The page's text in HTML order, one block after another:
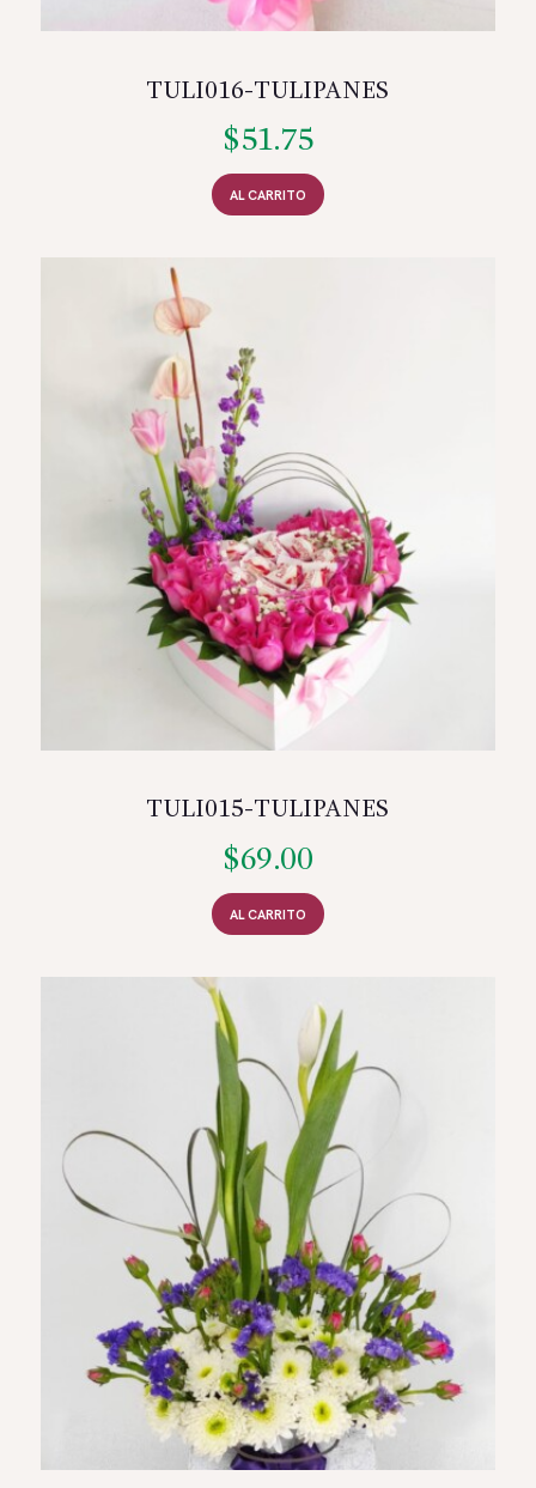
TULI016-TULIPANES
$51.75
AL CARRITO
TULI015-TULIPANES
$69.00
AL CARRITO